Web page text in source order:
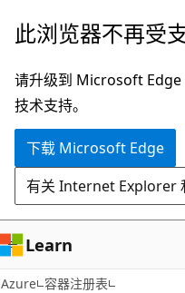
跳
主
要
内
此浏览器不再受支
请升级到 Microsoft Edge
技术支持。
下载 Microsoft Edge
有关 Internet Explorer
Learn
Azure 容器注册表